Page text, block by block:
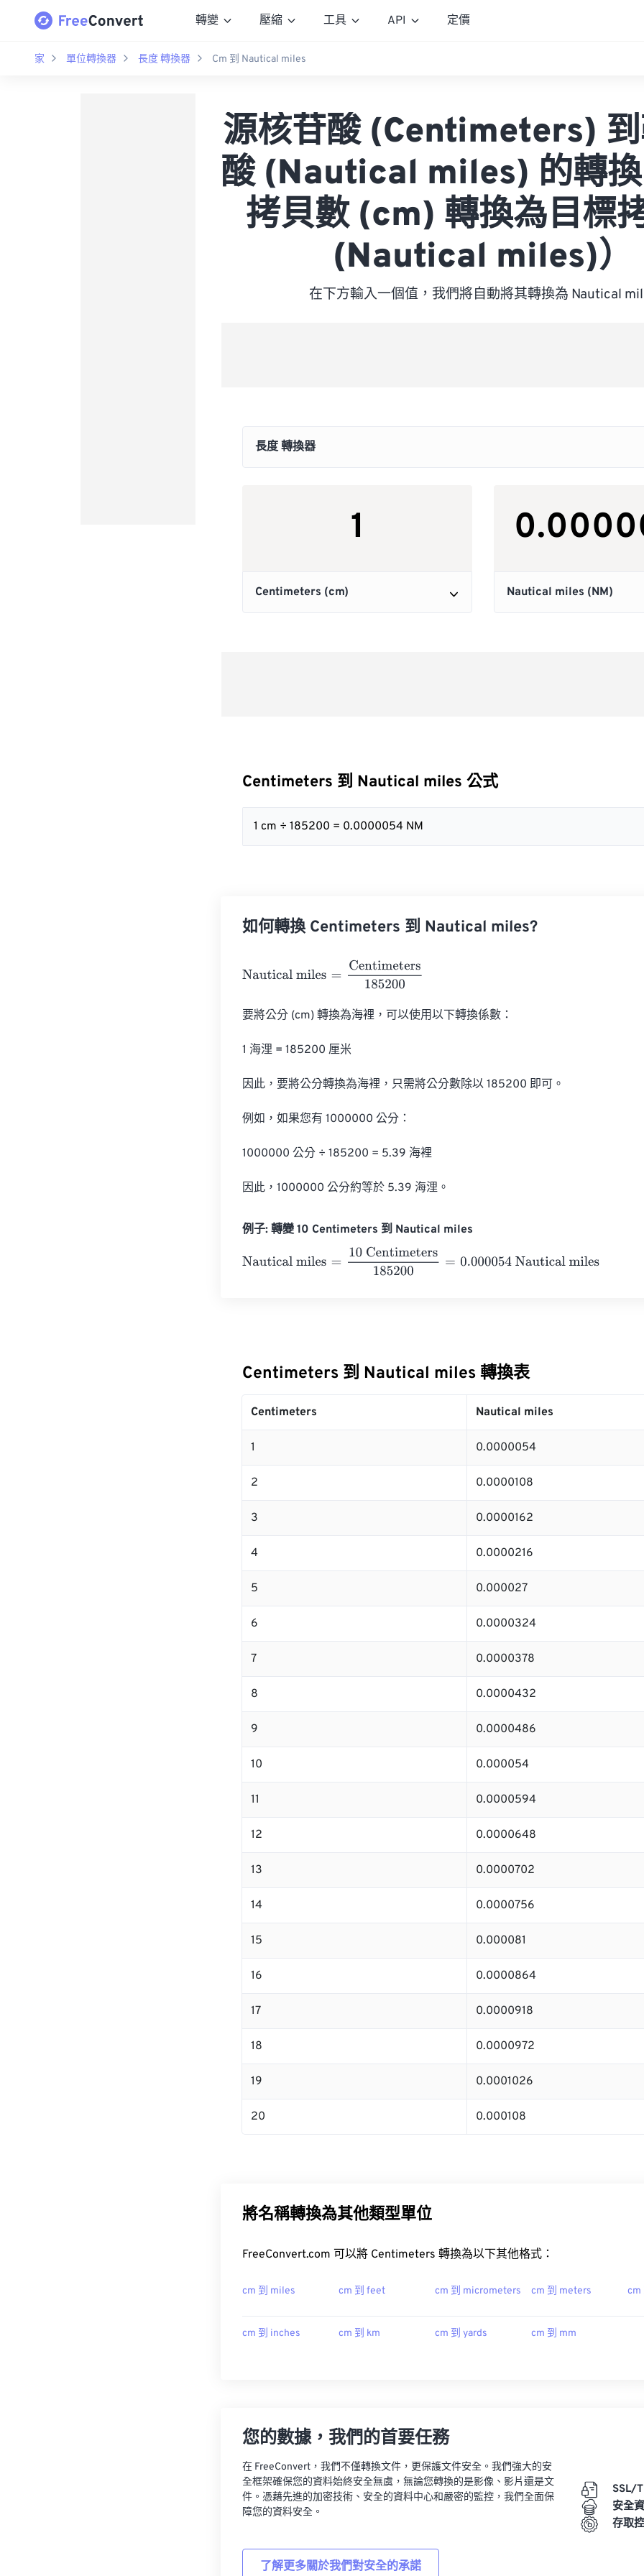
轉變 壓縮 工具 API 定價
家 單位轉換器 長度 轉換器 Cm 到 Nautical miles
源核苷酸 (Centimeters)
酸 (Nautical miles) 的轉
拷貝數 (cm) 轉換為目標
(Nautical miles)）
在下方輸入一個值，我們將自動將其轉換為 Nautical
Centimeters 到 Nautical miles 公式
1 cm ÷ 185200 = 0.0000054 NM
如何轉換 Centimeters 到 Nautical miles?
Nautical miles Centimeters185200
要將公分 (cm) 轉換為海裡，可以使用以下轉換係數：
1 海浬 = 185200 厘米
因此，要將公分轉換為海裡，只需將公分數除以 185200 即可。
例如，如果您有 1000000 公分：
1000000 公分 ÷ 185200 = 5.39 海裡
因此，1000000 公分約等於 5.39 海浬。
例子: 轉變 10 Centimeters 到 Nautical miles
Nautical miles
10 Centimeters185200 0.000054 Nautical miles
Centimeters 到 Nautical miles 轉換表
Centimeters Nautical miles
1 0.0000054
2 0.0000108
3 0.0000162
4 0.0000216
5 0.000027
6 0.0000324
7 0.0000378
8 0.0000432
9 0.0000486
10 0.000054
11 0.0000594
12 0.0000648
13 0.0000702
14 0.0000756
15 0.000081
16 0.0000864
17 0.0000918
18 0.0000972
19 0.0001026
20 0.000108
將名稱轉換為其他類型單位
FreeConvert.com 可以將 Centimeters 轉換為以下其他格式：
cm 到 miles cm 到 feet cm 到 micrometers cm 到 meters cm
cm 到 inches cm 到 km cm 到 yards cm 到 mm
您的數據，我們的首要任務
在 FreeConvert，我們不僅轉換文件，更保護文件安全。我們強大的安
全框架確保您的資料始終安全無虞，無論您轉換的是影像、影片還是文
件。憑藉先進的加密技術、安全的資料中心和嚴密的監控，我們全面保
障您的資料安全。
了解更多關於我們對安全的承諾
SSL/
安全
存取